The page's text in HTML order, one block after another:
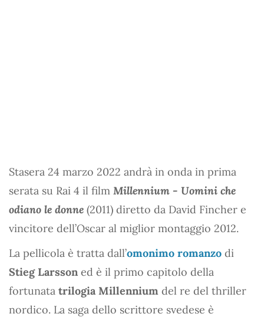
Stasera 24 marzo 2022 andrà in onda in prima
serata su Rai 4 il film Millennium - Uomini che
odiano le donne (2011) diretto da David Fincher e
vincitore dell’Oscar al miglior montaggio 2012.
La pellicola è tratta dall’omonimo romanzo di
Stieg Larsson ed è il primo capitolo della
fortunata trilogia Millennium del re del thriller
nordico. La saga dello scrittore svedese è